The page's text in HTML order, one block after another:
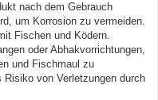
nach dem Gebrauch
um Korrosion zu vermeiden.
Fischen und Ködern.
oder Abhakvorrichtungen,
und Fischmaul zu
von Verletzungen durch